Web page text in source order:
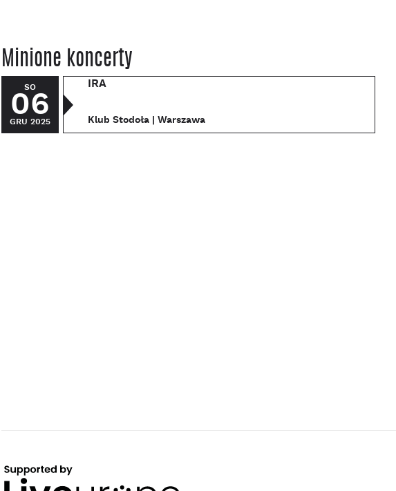
Minione koncerty
SO
06
GRU 2025
IRA
Klub Stodoła | Warszawa